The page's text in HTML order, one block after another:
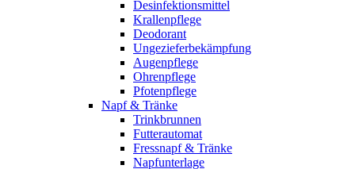
Desinfektionsmittel
Krallenpflege
Deodorant
Ungezieferbekämpfung
Augenpflege
Ohrenpflege
Pfotenpflege
Napf & Tränke
Trinkbrunnen
Futterautomat
Fressnapf & Tränke
Napfunterlage